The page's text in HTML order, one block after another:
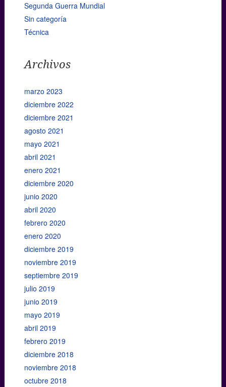
Segunda Guerra Mundial
Sin categoría
Técnica
Archivos
marzo 2023
diciembre 2022
diciembre 2021
agosto 2021
mayo 2021
abril 2021
enero 2021
diciembre 2020
junio 2020
abril 2020
febrero 2020
enero 2020
diciembre 2019
noviembre 2019
septiembre 2019
julio 2019
junio 2019
mayo 2019
abril 2019
febrero 2019
diciembre 2018
noviembre 2018
octubre 2018